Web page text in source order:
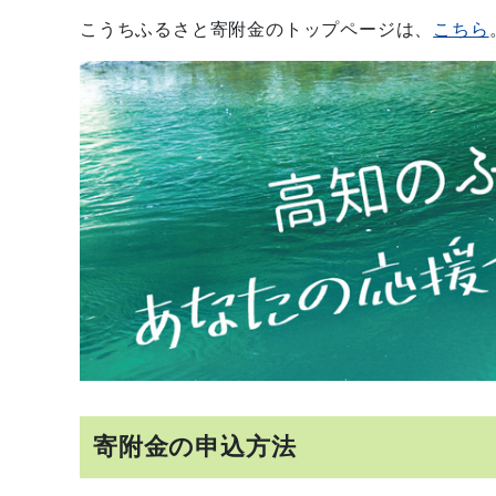
こうちふるさと寄附金のトップページは、 こちら
寄附金の申込方法